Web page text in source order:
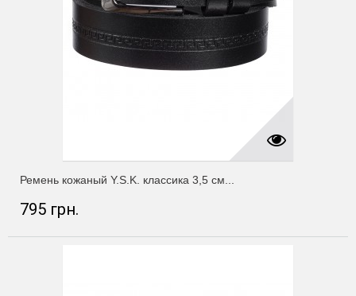
Ремень кожаный Y.S.K. классика 3,5 см...
795 грн.